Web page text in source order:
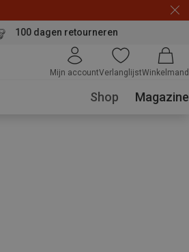
100 dagen retourneren
Mijn accountVerlanglijstWinkelmand
Shop Magazine